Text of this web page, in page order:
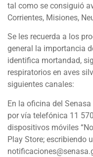
tal como se consiguió
Corrientes, Misiones,
Se les recuerda a los
general la importancia
identifica mortandad,
respiratorios en aves
siguientes canales:
En la oficina del
por vía telefónica 11
dispositivos móviles
Play Store; escribiendo